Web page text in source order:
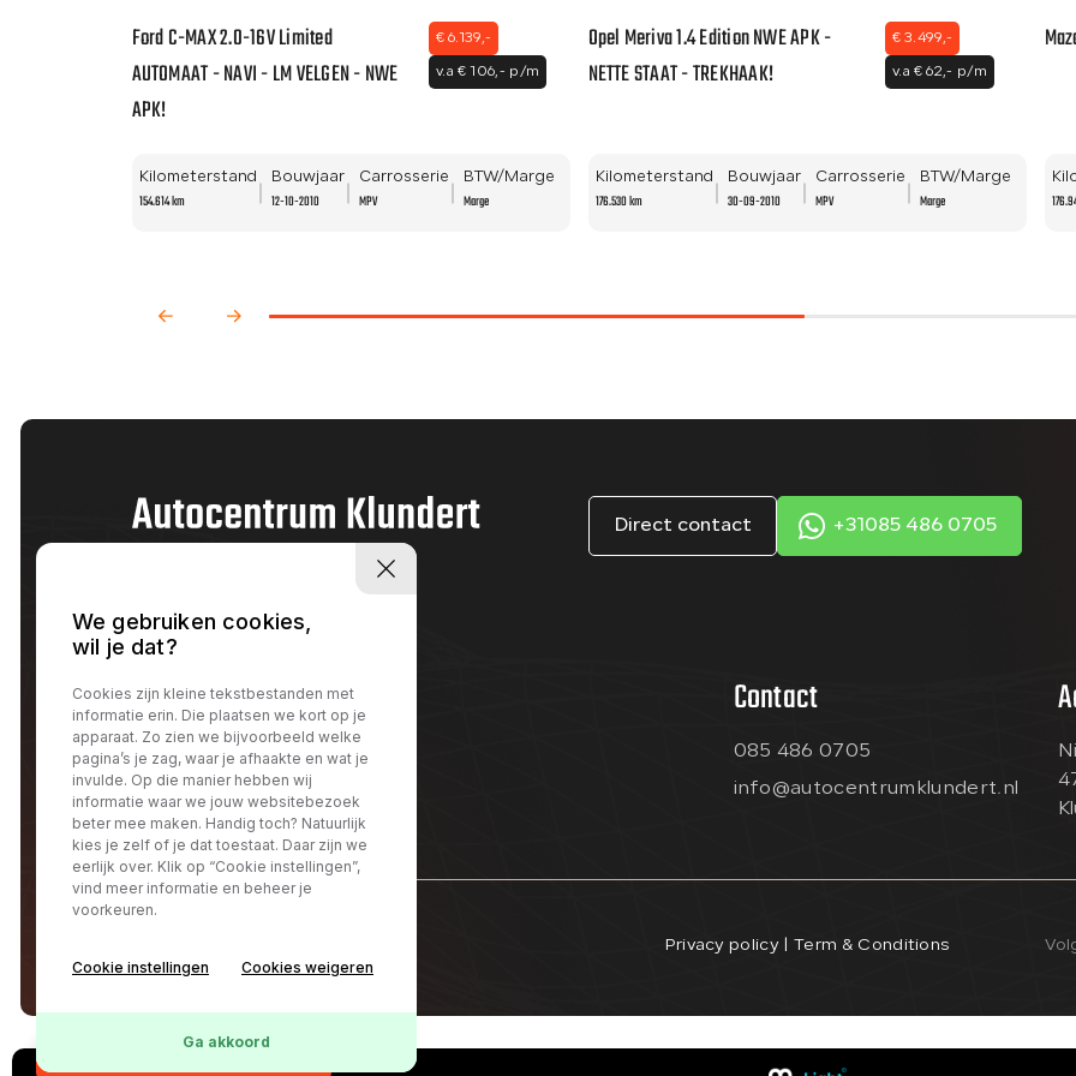
Ford C-MAX 2.0-16V Limited
AUTOMAAT - NAVI - LM VELGEN - NWE
APK!
€ 6.139,-
v.a € 106,- p/m
Kilometerstand
154.614 km
Bouwjaar
12-10-2010
Carrosserie
MPV
BTW/Marge
Marge
Opel Meriva 1.4 Edition NWE APK -
NETTE STAAT - TREKHAAK!
€ 3.499,-
v.a € 62,- p/m
Kilometerstand
176.530 km
Bouwjaar
30-09-2010
Carrosserie
MPV
BTW/Marge
Marge
Online lease offerte?
Direct contact +31085 486 0705
Contact
085 486 0705
info@autocentrumklundert.nl
Privacy policy | Term & Conditions
We gebruiken cookies,
wil je dat?
Cookies zijn kleine tekstbestanden met
informatie erin. Die plaatsen we kort op je
apparaat. Zo zien we bijvoorbeeld welke
pagina’s je zag, waar je afhaakte en wat je
invulde. Op die manier hebben wij
informatie waar we jouw websitebezoek
beter mee maken. Handig toch? Natuurlijk
kies je zelf of je dat toestaat. Daar zijn we
eerlijk over. Klik op “Cookie instellingen”,
vind meer informatie en beheer je
voorkeuren.
Cookie instellingen Cookies weigeren
Ga akkoord